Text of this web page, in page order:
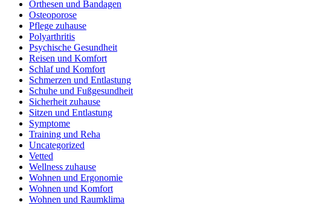
Orthesen und Bandagen
Osteoporose
Pflege zuhause
Polyarthritis
Psychische Gesundheit
Reisen und Komfort
Schlaf und Komfort
Schmerzen und Entlastung
Schuhe und Fußgesundheit
Sicherheit zuhause
Sitzen und Entlastung
Symptome
Training und Reha
Uncategorized
Vetted
Wellness zuhause
Wohnen und Ergonomie
Wohnen und Komfort
Wohnen und Raumklima